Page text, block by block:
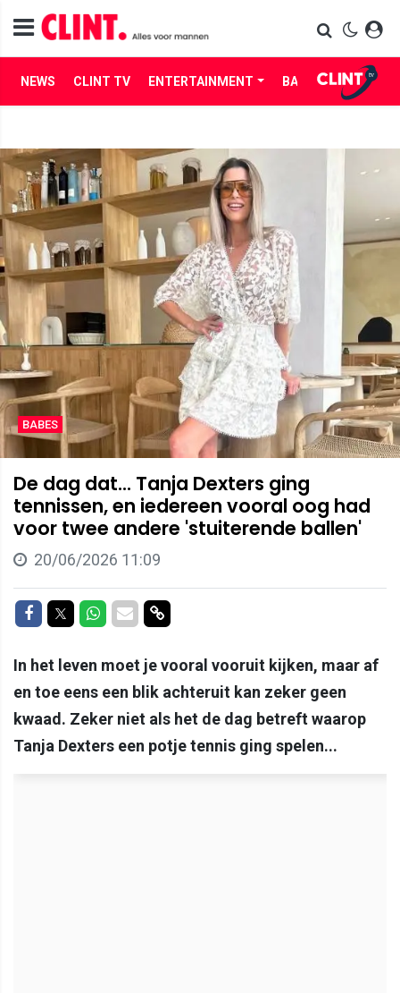
NEWS CLINT TV ENTERTAINMENT BABES LIFE
BABES
De dag dat... Tanja Dexters ging
tennissen, en iedereen vooral oog had
voor twee andere 'stuiterende ballen'
20/06/2026 11:09
Delen op Facebook
Delen op Twitter
Delen op Whatsapp
Delen via Mail
Delen via link
In het leven moet je vooral vooruit kijken, maar af
en toe eens een blik achteruit kan zeker geen
kwaad. Zeker niet als het de dag betreft waarop
Tanja Dexters een potje tennis ging spelen...